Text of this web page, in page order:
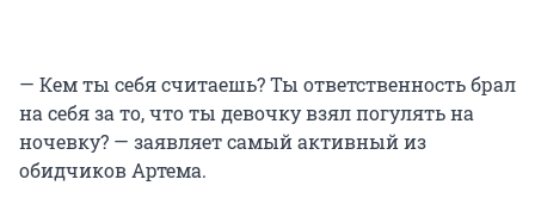
— Кем ты себя считаешь? Ты ответственность брал
на себя за то, что ты девочку взял погулять на
ночевку? — заявляет самый активный из
обидчиков Артема.